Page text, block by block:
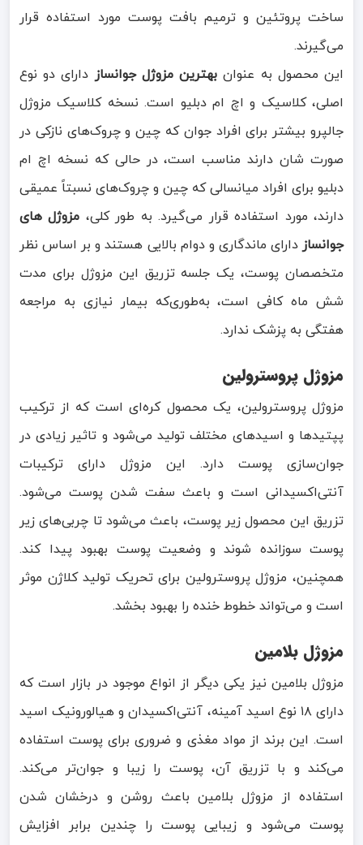
ساخت پروتئین و ترمیم بافت پوست مورد استفاده قرار
می‌گیرند.
این محصول به عنوان بهترین مزوژل جوانساز دارای دو نوع
اصلی، کلاسیک و اچ ام دبلیو است. نسخه کلاسیک مزوژل
جالپرو بیشتر برای افراد جوان که چین و چروک‌های نازکی در
صورت شان دارند مناسب است، در حالی که نسخه اچ ام
دبلیو برای افراد میانسالی که چین و چروک‌های نسبتاً عمیقی
دارند، مورد استفاده قرار می‌گیرد. به طور کلی، مزوژل های
جوانساز دارای ماندگاری و دوام بالایی هستند و بر اساس نظر
متخصصان پوست، یک جلسه تزریق این مزوژل برای مدت
شش ماه کافی است، به‌طوری‌که بیمار نیازی به مراجعه
هفتگی به پزشک ندارد.
مزوژل پروسترولین
مزوژل پروسترولین، یک محصول کره‌ای است که از ترکیب
پپتیدها و اسیدهای مختلف تولید می‌شود و تاثیر زیادی در
جوان‌سازی پوست دارد. این مزوژل دارای ترکیبات
آنتی‌اکسیدانی است و باعث سفت شدن پوست می‌شود.
تزریق این محصول زیر پوست، باعث می‌شود تا چربی‌های زیر
پوست سوزانده شوند و وضعیت پوست بهبود پیدا کند.
همچنین، مزوژل پروسترولین برای تحریک تولید کلاژن موثر
است و می‌تواند خطوط خنده را بهبود بخشد.
مزوژل بلامین
مزوژل بلامین نیز یکی دیگر از انواع موجود در بازار است که
دارای ۱۸ نوع اسید آمینه، آنتی‌اکسیدان و هیالورونیک اسید
است. این برند از مواد مغذی و ضروری برای پوست استفاده
می‌کند و با تزریق آن، پوست را زیبا و جوان‌تر می‌کند.
استفاده از مزوژل بلامین باعث روشن و درخشان شدن
پوست می‌شود و زیبایی پوست را چندین برابر افزایش